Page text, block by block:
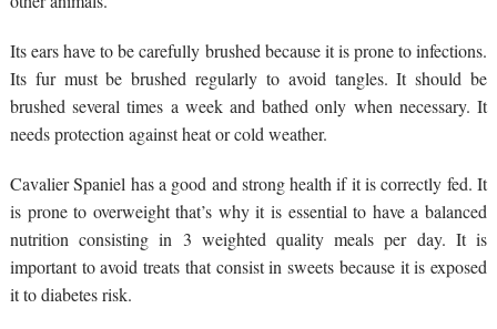
Its ears have to be carefully brushed because it is prone to infections.
Its fur must be brushed regularly to avoid tangles. It should be
brushed several times a week and bathed only when necessary. It
needs protection against heat or cold weather.
Cavalier Spaniel has a good and strong health if it is correctly fed. It
is prone to overweight that’s why it is essential to have a balanced
nutrition consisting in 3 weighted quality meals per day. It is
important to avoid treats that consist in sweets because it is exposed
it to diabetes risk.